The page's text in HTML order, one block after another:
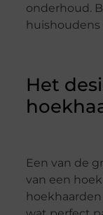
onderhoud.
Het
Een van de
van een